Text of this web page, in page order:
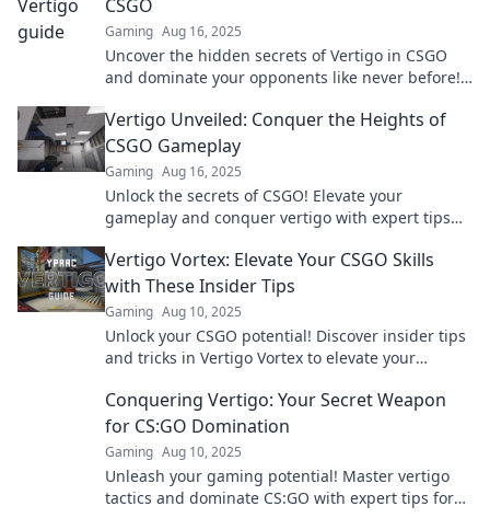
CSGO
Gaming Aug 16, 2025
Uncover the hidden secrets of Vertigo in CSGO
and dominate your opponents like never before!
Vertigo Unveiled: Conquer the Heights of
CSGO Gameplay
Gaming Aug 16, 2025
Unlock the secrets of CSGO! Elevate your
gameplay and conquer vertigo with expert tips
Vertigo Vortex: Elevate Your CSGO Skills
with These Insider Tips
Gaming Aug 10, 2025
Unlock your CSGO potential! Discover insider tips
and tricks in Vertigo Vortex to elevate your
Conquering Vertigo: Your Secret Weapon
for CS:GO Domination
Gaming Aug 10, 2025
Unleash your gaming potential! Master vertigo
tactics and dominate CS:GO with expert tips for